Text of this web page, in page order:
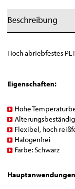
Beschreibung
Hoch abriebfestes
Eigenschaften:
Hohe
Flexibel, hoch
Halogenfrei
Farbe: Schwarz